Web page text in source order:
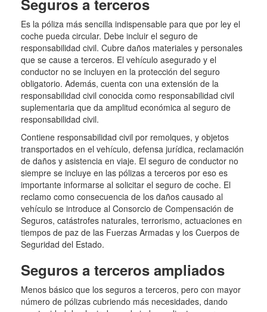
Seguros a terceros
Es la póliza más sencilla indispensable para que por ley el
coche pueda circular. Debe incluir el seguro de
responsabilidad civil. Cubre daños materiales y personales
que se cause a terceros. El vehículo asegurado y el
conductor no se incluyen en la protección del seguro
obligatorio. Además, cuenta con una extensión de la
responsabilidad civil conocida como responsabilidad civil
suplementaria que da amplitud económica al seguro de
responsabilidad civil.
Contiene responsabilidad civil por remolques, y objetos
transportados en el vehículo, defensa jurídica, reclamación
de daños y asistencia en viaje. El seguro de conductor no
siempre se incluye en las pólizas a terceros por eso es
importante informarse al solicitar el seguro de coche. El
reclamo como consecuencia de los daños causado al
vehículo se introduce al Consorcio de Compensación de
Seguros, catástrofes naturales, terrorismo, actuaciones en
tiempos de paz de las Fuerzas Armadas y los Cuerpos de
Seguridad del Estado.
Seguros a terceros ampliados
Menos básico que los seguros a terceros, pero con mayor
número de pólizas cubriendo más necesidades, dando